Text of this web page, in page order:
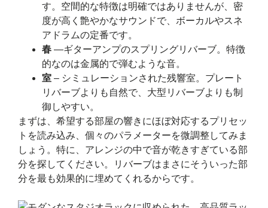
す。空間的な特徴は明確ではありませんが、密
度が高く艶やかなサウンドで、ボーカルやスネ
アドラムの定番です。
春 ―ギターアンプのスプリングリバーブ。特徴
的なのは金属的で弾むような音。
室 – シミュレーションされた残響室。プレート
リバーブよりも自然で、大型リバーブよりも制
御しやすい。
まずは、希望する部屋の響きにほぼ対応するプリセッ
トを読み込み、個々のパラメーターを微調整してみま
しょう。特に、アレンジの中で音が乾きすぎている部
分を探してください。リバーブはまさにそういった部
分を最も効果的に埋めてくれるからです。